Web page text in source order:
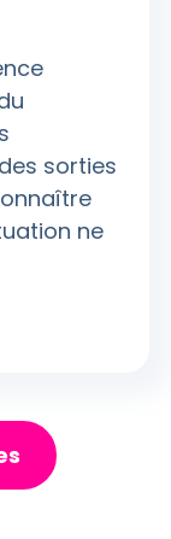
sorties
ne